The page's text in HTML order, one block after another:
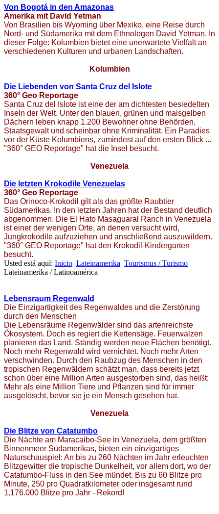
Von Bogotá in den Amazonas
Amerika mit David Yetman
Von Brasilien bis Wyoming über Mexiko, eine Reise durch
Nord- und Südamerika mit dem Ethnologen David Yetman. In
dieser Folge: Kolumbien bietet eine unerwartete Vielfalt an
verschiedenen Kulturen und urbanen Landschaften.
Kolumbien
Die Liebenden von Santa Cruz del Islote
360° Geo Reportage
Santa Cruz del Islote ist eine der am dichtesten besiedelten
Inseln der Welt. Unter den blauen, grünen und maisgelben
Dächern leben knapp 1.200 Bewohner ohne Behörden,
Staatsgewalt und scheinbar ohne Kriminalität. Ein Paradies
vor der Küste Kolumbiens, zumindest auf den ersten Blick ...
"360° GEO Reportage" hat die Insel besucht.
Venezuela
Die letzten Krokodile Venezuelas
360° Geo Reportage
Das Orinoco-Krokodil gilt als das größte Raubtier
Südamerikas. In den letzten Jahren hat der Bestand deutlich
abgenommen. Die El Hato Masaguaral Ranch in Venezuela
ist einer der wenigen Orte, an denen versucht wird,
Jungkrokodile aufzuziehen und anschließend auszuwildern.
"360° GEO Reportage" hat den Krokodil-Kindergarten
besucht.
Usted está aquí: Inicio Lateinamerika Tourismus / Turismo
Lateinamerika / Latinoamérica
Lebensraum Regenwald
Die Einzigartigkeit des Regenwaldes und die Zerstörung
durch den Menschen
Die Lebensräume Regenwälder sind das artenreichste
Ökosystem. Doch es regiert die Kettensäge. Feuerwalzen
planieren das Land. Ständig werden neue Flächen benötigt.
Noch mehr Regenwald wird vernichtet. Noch mehr Arten
verschwinden. Durch den Raubzug des Menschen in den
tropischen Regenwäldern schätzt man, dass bereits jetzt
schon über eine Million Arten ausgestorben sind, das heißt:
Mehr als eine Million Tiere und Pflanzen sind für immer
ausgelöscht, bevor sie je ein Mensch gesehen hat.
Venezuela
Die Blitze von Catatumbo
Die Nächte am Maracaibo-See in Venezuela, dem größten
Binnenmeer Südamerikas, bieten ein einzigartiges
Naturschauspiel: An bis zu 260 Nächten im Jahr erleuchten
Blitzgewitter die tropische Dunkelheit, vor allem dort, wo der
Catatumbo-Fluss in den See mündet. Bis zu 60 Blitze pro
Minute, 250 pro Quadratkilometer oder insgesamt rund
1.176.000 Blitze pro Jahr - Rekord!